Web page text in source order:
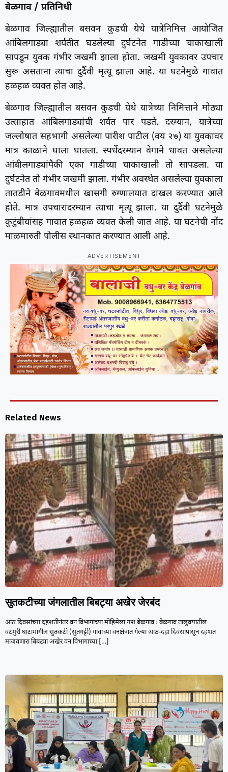
बेळगाव / प्रतिनिधी
बेळगाव जिल्ह्यातील बसवन कुडची येथे यात्रेनिमित्त आयोजित
आंबिलगाड्या शर्यतीत घडलेल्या दुर्घटनेत गाडीच्या चाकाखाली
सापडून युवक गंभीर जखमी झाला होता. जखमी युवकावर उपचार
सुरू असताना त्याचा दुर्दैवी मृत्यू झाला आहे. या घटनेमुळे गावात
हळहळ व्यक्त होत आहे.
बेळगाव जिल्ह्यातील बसवन कुडची येथे यात्रेच्या निमित्ताने मोठ्या
उत्साहात आंबिलगाड्यांची शर्यत पार पडते. दरम्यान, यात्रेच्या
जल्लोषात सहभागी असलेल्या पारीश पाटील (वय २७) या युवकावर
मात्र काळाने घाला घातला. स्पर्धेदरम्यान वेगाने धावत असलेल्या
आंबीलगाड्यांपैकी एका गाडीच्या चाकाखाली तो सापडला. या
दुर्घटनेत तो गंभीर जखमी झाला. गंभीर अवस्थेत असलेल्या युवकाला
तातडीने बेळगावमधील खासगी रुग्णालयात दाखल करण्यात आले
होते. मात्र उपचारादरम्यान त्याचा मृत्यू झाला. या दुर्दैवी घटनेमुळे
कुटुंबीयांसह गावात हळहळ व्यक्त केली जात आहे. या घटनेची नोंद
माळमारुती पोलीस स्थानकात करण्यात आली आहे.
ADVERTISEMENT
Related News
सुतकटीच्या जंगलातील बिबट्या अखेर जेरबंद
आठ दिवसांच्या दहशतीनंतर वन विभागाच्या मोहिमेला यश बेळगाव : बेळगाव तालुक्यातील
वंटमुरी घाटामागील सुतकटी (सुतगट्टी) गावाच्या वनक्षेत्रात गेल्या आठ-दहा दिवसांपासून दहशत
माजवणारा बिबट्या अखेर वन विभागाच्या[…]